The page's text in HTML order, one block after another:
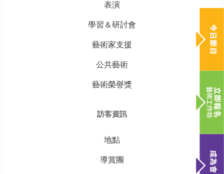
表演
學習＆研討會
藝術家支援
公共藝術
藝術榮譽獎
訪客資訊
地點
導賞團